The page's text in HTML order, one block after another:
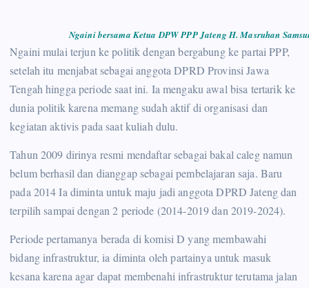
Ngaini bersama Ketua DPW PPP Jateng H. Masruhan
Ngaini mulai terjun ke politik dengan bergabung ke partai PPP,
setelah itu menjabat sebagai anggota DPRD Provinsi Jawa
Tengah hingga periode saat ini. Ia mengaku awal bisa tertarik ke
dunia politik karena memang sudah aktif di organisasi dan
kegiatan aktivis pada saat kuliah dulu.
Tahun 2009 dirinya resmi mendaftar sebagai bakal caleg namun
belum berhasil dan dianggap sebagai pembelajaran saja. Baru
pada 2014 Ia diminta untuk maju jadi anggota DPRD Jateng dan
terpilih sampai dengan 2 periode (2014-2019 dan 2019-2024).
Periode pertamanya berada di komisi D yang membawahi
bidang infrastruktur, ia diminta oleh partainya untuk masuk
kesana karena agar dapat membenahi infrastruktur terutama jalan